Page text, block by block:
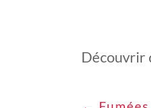
Découvrir